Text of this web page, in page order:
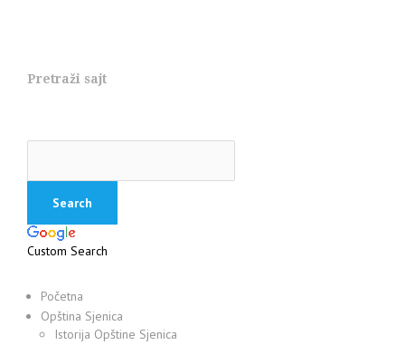
Pretraži sajt
Custom Search
Početna
Opština Sjenica
Istorija Opštine Sjenica